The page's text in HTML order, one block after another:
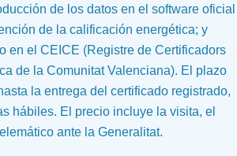
de los datos en el software oficial
de la calificación energética; y
en el CEICE (Registre de Certificadors
de la Comunitat Valenciana). El plazo
la entrega del certificado registrado,
hábiles. El precio incluye la visita, el
ante la Generalitat.